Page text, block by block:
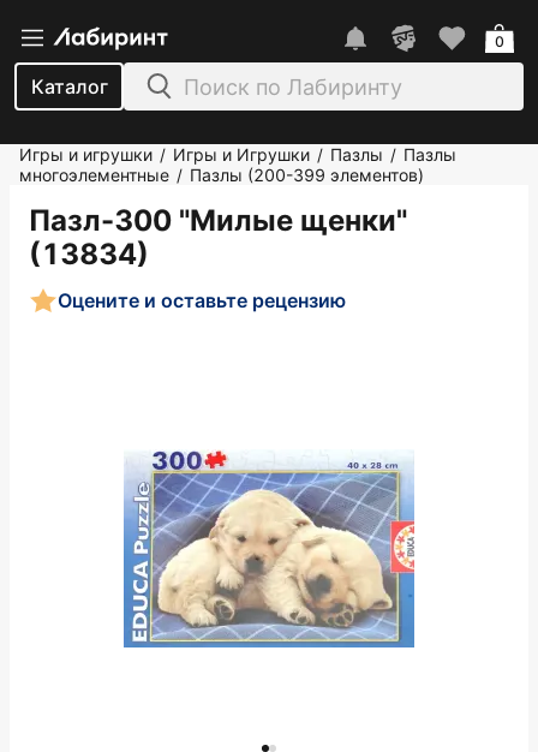
Каталог
0
Игры и игрушки / Игры и Игрушки / Пазлы / Пазлы
многоэлементные / Пазлы (200-399 элементов)
Пазл-300 "Милые щенки"
(13834)
Оцените и оставьте рецензию